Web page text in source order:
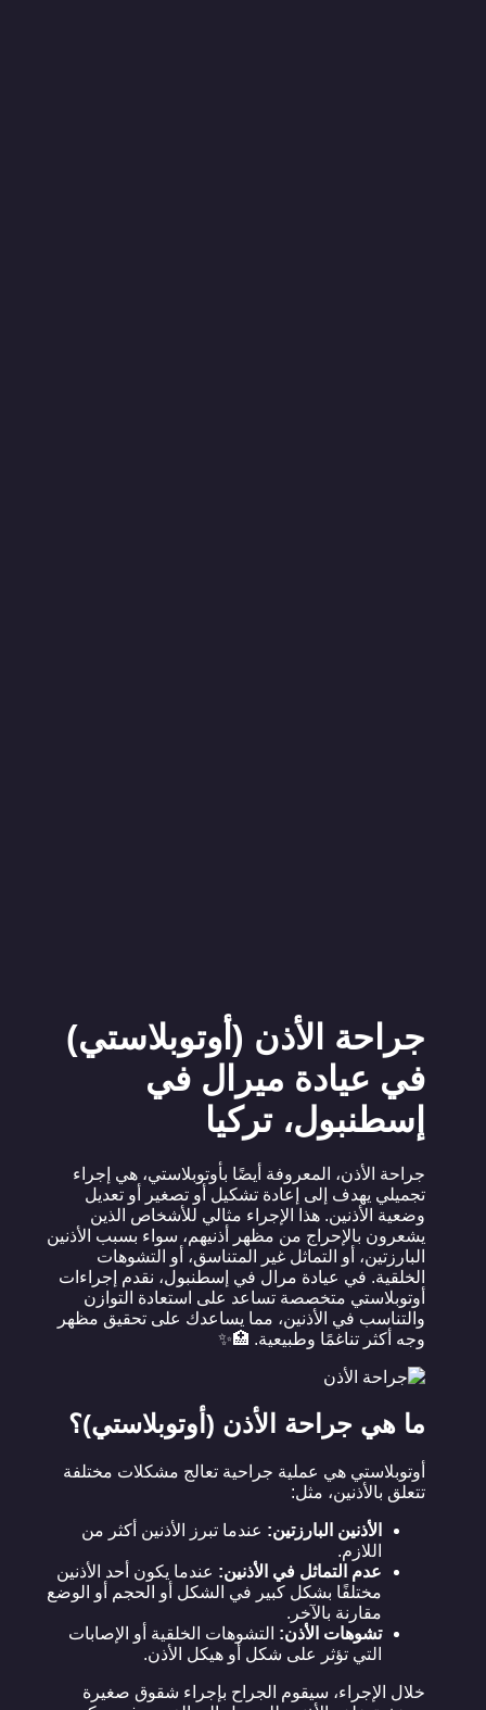
جراحة الأذن (أوتوبلاستي)
في عيادة ميرال في
إسطنبول، تركيا
جراحة الأذن، المعروفة أيضًا بأوتوبلاستي، هي إجراء
تجميلي يهدف إلى إعادة تشكيل أو تصغير أو تعديل
وضعية الأذنين. هذا الإجراء مثالي للأشخاص الذين
يشعرون بالإحراج من مظهر أذنيهم، سواء بسبب الأذنين
البارزتين، أو التماثل غير المتناسق، أو التشوهات
الخلقية. في عيادة مرال في إسطنبول، نقدم إجراءات
أوتوبلاستي متخصصة تساعد على استعادة التوازن
والتناسب في الأذنين، مما يساعدك على تحقيق مظهر
وجه أكثر تناغمًا وطبيعية. 🏥✨
ما هي جراحة الأذن (أوتوبلاستي)؟
أوتوبلاستي هي عملية جراحية تعالج مشكلات مختلفة
تتعلق بالأذنين، مثل:
الأذنين البارزتين: عندما تبرز الأذنين أكثر من
اللازم.
عدم التماثل في الأذنين: عندما يكون أحد الأذنين
مختلفًا بشكل كبير في الشكل أو الحجم أو الوضع
مقارنة بالآخر.
تشوهات الأذن: التشوهات الخلقية أو الإصابات
التي تؤثر على شكل أو هيكل الأذن.
خلال الإجراء، سيقوم الجراح بإجراء شقوق صغيرة